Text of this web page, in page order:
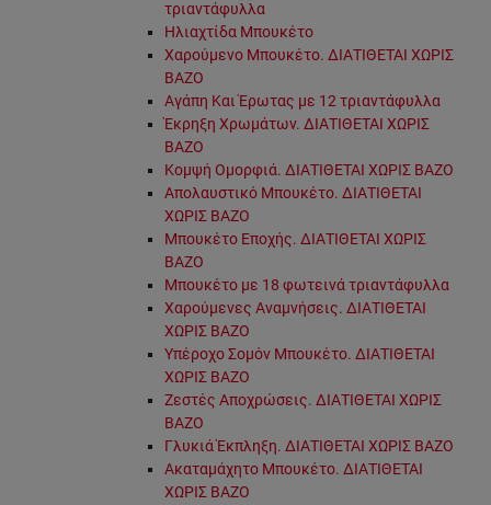
τριαντάφυλλα
Ηλιαχτίδα Μπουκέτο
Χαρούμενο Μπουκέτο. ΔΙΑΤΙΘΕΤΑΙ ΧΩΡΙΣ
ΒΑΖΟ
Αγάπη Και Έρωτας με 12 τριαντάφυλλα
Έκρηξη Χρωμάτων. ΔΙΑΤΙΘΕΤΑΙ ΧΩΡΙΣ
ΒΑΖΟ
Κομψή Ομορφιά. ΔΙΑΤΙΘΕΤΑΙ ΧΩΡΙΣ ΒΑΖΟ
Απολαυστικό Μπουκέτο. ΔΙΑΤΙΘΕΤΑΙ
ΧΩΡΙΣ ΒΑΖΟ
Μπουκέτο Εποχής. ΔΙΑΤΙΘΕΤΑΙ ΧΩΡΙΣ
ΒΑΖΟ
Μπουκέτο με 18 φωτεινά τριαντάφυλλα
Χαρούμενες Αναμνήσεις. ΔΙΑΤΙΘΕΤΑΙ
ΧΩΡΙΣ ΒΑΖΟ
Υπέροχο Σομόν Μπουκέτο. ΔΙΑΤΙΘΕΤΑΙ
ΧΩΡΙΣ ΒΑΖΟ
Ζεστές Αποχρώσεις. ΔΙΑΤΙΘΕΤΑΙ ΧΩΡΙΣ
ΒΑΖΟ
Γλυκιά Έκπληξη. ΔΙΑΤΙΘΕΤΑΙ ΧΩΡΙΣ ΒΑΖΟ
Ακαταμάχητο Μπουκέτο. ΔΙΑΤΙΘΕΤΑΙ
ΧΩΡΙΣ ΒΑΖΟ